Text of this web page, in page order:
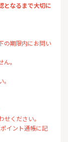
となるまで大切に
の期限内にお問い
。
ください。
イント通帳に記